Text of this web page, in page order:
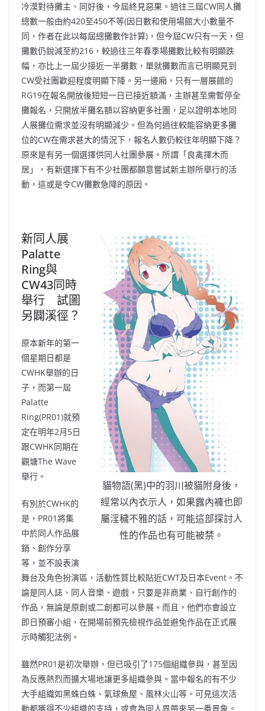
冷漠對待攤主、同好後，今屆終見惡果。過往三屆CW同人攤
總數一般由約420至450不等(因日數和使用場館大小數量不
同，作者在此以每屆總攤數作計算)，但今屆CW只有一天，但
攤數仍銳減至約216，較過往三年春季場攤數比較有明顯跌
幅，亦比上一屆少接近一半攤數，單就攤數而言已明顯見到
CW受社團歡迎程度明顯下降。另一邊廂，只有一層展館的
RG19在報名開放後短短一日已接近額滿，主辦甚至需暫停全
攤報名，只開放半攤名額以容納更多社團，足以證明本地同
人展攤位需求並沒有明顯減少。但為何過往較能容納更多攤
位的CW在需求甚大的情況下，報名人數仍較往年明顯下降？
原來是有另一個選擇供同人社團參展。所謂「良禽擇木而
居」，有新選擇下有不少社團都願意嘗試新主辦所舉行的活
動，這或是令CW攤數急降的原因。
貓物語(黑)中的羽川被貓附身後，
經常以內衣示人，如果露內褲也即
屬淫穢不雅的話，可能這部探討人
性的作品也有可能被禁。
新同人展
Palatte
Ring與
CW43同時
舉行 試圖
另闢溪徑？
原本新年的第一
個星期日都是
CWHK舉辦的日
子，而第一屆
Palatte
Ring(PR01)就預
定在明年2月5日
跟CWHK同期在
觀塘The Wave
舉行。
有別於CWHK的
是，PR01將集
中於同人作品展
銷、創作分享
等，並不設表演
舞台及角色扮演區，活動性質比較貼近CWT及日本Event。不
論是同人誌、同人音樂、遊戲，只要是非商業、自行創作的
作品，無論是原創或二創都可以參展。而且，他們亦會設立
即日預審小組，在開場前預先檢視作品並避免作品在正式展
示時觸犯法例。
雖然PR01是初次舉辦，但已吸引了175個組織參與，甚至因
為反應熱烈而擴大場地讓更多組織參與。當中報名的有不少
大手組織如黑蛛白蛛、氣球魚屋、風林火山等。可見這次活
動都獲得不少組織的支持，或會為同人界帶來另一番景象。